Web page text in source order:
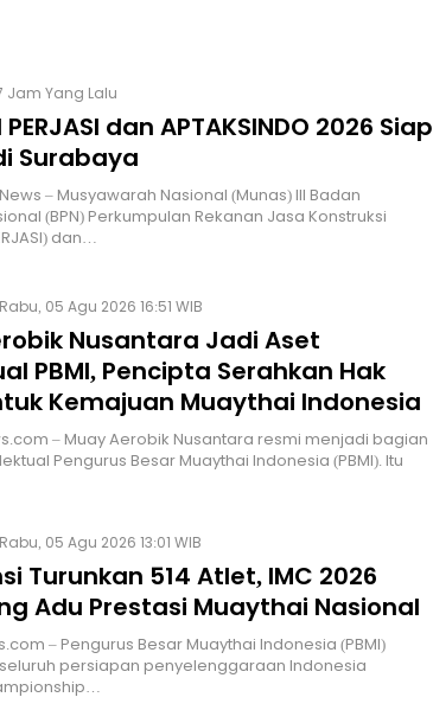
Jam Yang Lalu
dan APTAKSINDO 2026 Siap
Surabaya
– Musyawarah Nasional (Munas) III Badan
(BPN) Perkumpulan Rekanan Jasa Konstruksi
dan…
Rabu, 05 Agu 2026 16:51 WIB
Nusantara Jadi Aset
PBMI, Pencipta Serahkan Hak
Kemajuan Muaythai Indonesia
– Muay Aerobik Nusantara resmi menjadi bagian
Pengurus Besar Muaythai Indonesia (PBMI). Itu
Rabu, 05 Agu 2026 13:01 WIB
Turunkan 514 Atlet, IMC 2026
Adu Prestasi Muaythai Nasional
– Pengurus Besar Muaythai Indonesia (PBMI)
persiapan penyelenggaraan Indonesia